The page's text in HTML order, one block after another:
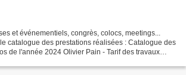
et événementiels, congrès, colocs, meetings...
catalogue des prestations réalisées : Catalogue des
2024 Olivier Pain - Tarif des travaux